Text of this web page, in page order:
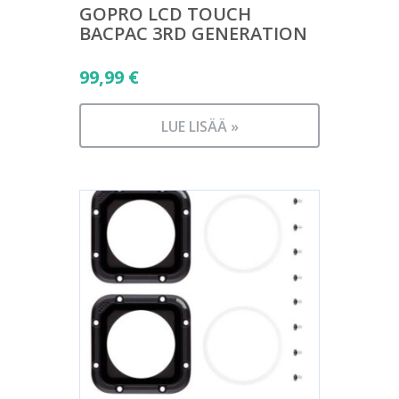
GOPRO LCD TOUCH
BACPAC 3RD GENERATION
99,99 €
LUE LISÄÄ »